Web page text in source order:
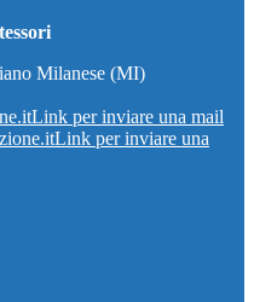
Milanese (MI)
Link per inviare una mail
Link per inviare una